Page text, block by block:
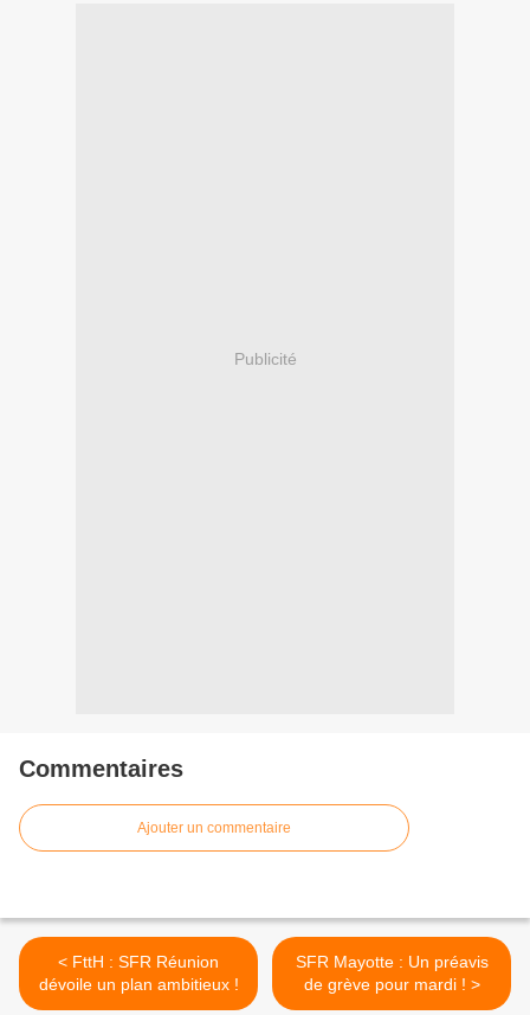
Publicité
Commentaires
Ajouter un commentaire
< FttH : SFR Réunion
dévoile un plan ambitieux !
SFR Mayotte : Un préavis
de grève pour mardi ! >